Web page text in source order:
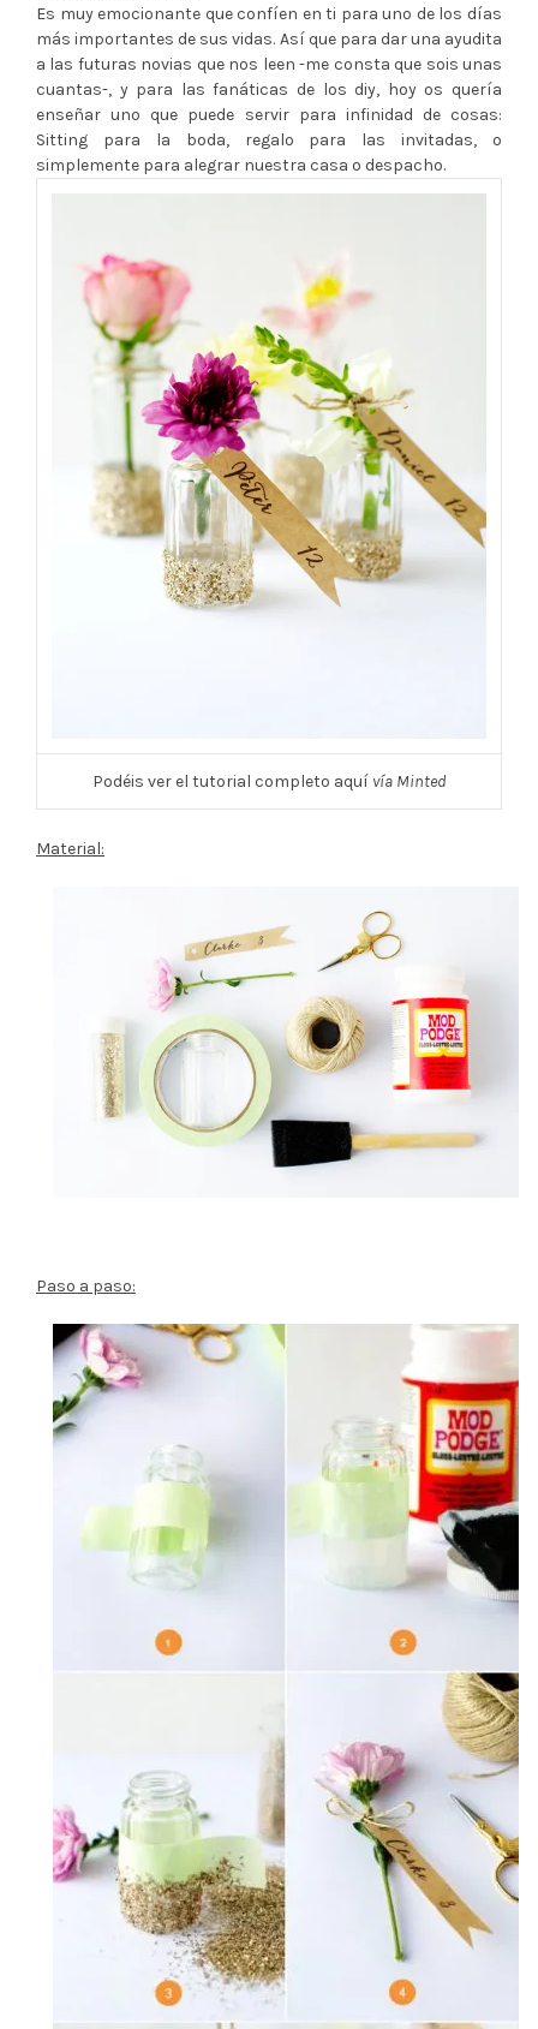
Es muy emocionante que confíen en ti para uno de los días
más importantes de sus vidas. Así que para dar una ayudita
a las futuras novias que nos leen -me consta que sois unas
cuantas-, y para las fanáticas de los diy, hoy os quería
enseñar uno que puede servir para infinidad de cosas:
Sitting para la boda, regalo para las invitadas, o
simplemente para alegrar nuestra casa o despacho.
Podéis ver el tutorial completo aquí vía Minted
Material:
Paso a paso: